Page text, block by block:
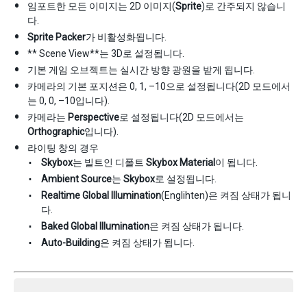
임포트한 모든 이미지는 2D 이미지(Sprite)로 간주되지 않습니
다.
Sprite Packer가 비활성화됩니다.
** Scene View**는 3D로 설정됩니다.
기본 게임 오브젝트는 실시간 방향 광원을 받게 됩니다.
카메라의 기본 포지션은 0, 1, –10으로 설정됩니다(2D 모드에서
는 0, 0, –10입니다).
카메라는 Perspective로 설정됩니다(2D 모드에서는
Orthographic입니다).
라이팅 창의 경우
Skybox는 빌트인 디폴트 Skybox Material 이 됩니다.
Ambient Source는 Skybox로 설정됩니다.
Realtime Global Illumination(Englihten)은 켜짐 상태가 됩니
다.
Baked Global Illumination은 켜짐 상태가 됩니다.
Auto-Building은 켜짐 상태가 됩니다.